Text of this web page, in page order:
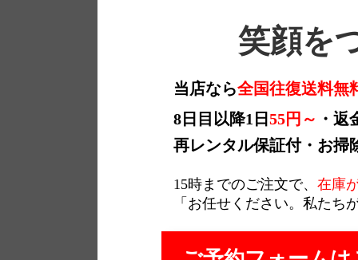
笑顔を
当店なら全国往復送料無
8日目以降1日 55円～ ・返
再レンタル保証付・お掃
15時までのご注文で、 在庫
「お任せください。私たち